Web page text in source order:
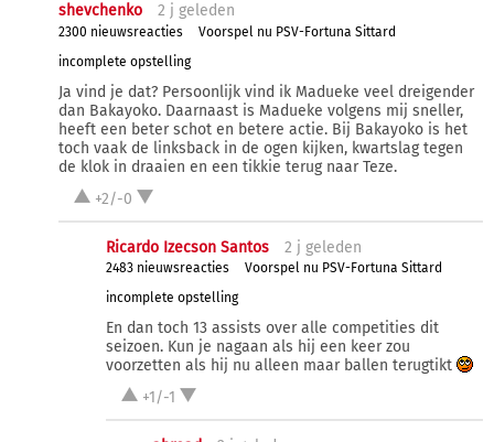
shevchenko 2 j geleden
2300 nieuwsreacties
Voorspel nu PSV-Fortuna Sittard
incomplete opstelling
Ja vind je dat? Persoonlijk vind ik Madueke veel dreigender
dan Bakayoko. Daarnaast is Madueke volgens mij sneller,
heeft een beter schot en betere actie. Bij Bakayoko is het
toch vaak de linksback in de ogen kijken, kwartslag tegen
de klok in draaien en een tikkie terug naar Teze.
+2/-0
Ricardo Izecson Santos 2 j geleden
2483 nieuwsreacties
Voorspel nu PSV-Fortuna Sittard
incomplete opstelling
En dan toch 13 assists over alle competities dit
seizoen. Kun je nagaan als hij een keer zou
voorzetten als hij nu alleen maar ballen terugtikt
+1/-1